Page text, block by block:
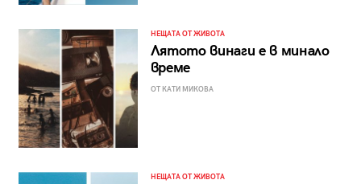
НЕЩАТА ОТ ЖИВОТА
Лятото винаги е в минало
време
ОТ КАТИ МИКОВА
НЕЩАТА ОТ ЖИВОТА